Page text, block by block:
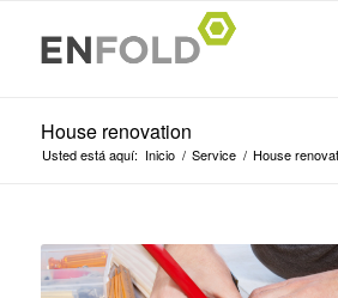
House renovation
Usted está aquí: Inicio / Service / House